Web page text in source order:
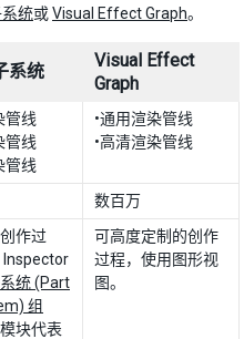
统或Visual Effect Graph。
系统
Visual Effect
Graph
管线
管线
管线
•通用渲染管线
•高清渲染管线
数百万
作过
Inspector
统 (Part
组
块代表
可高度定制的创作
过程，使用图形视
图。